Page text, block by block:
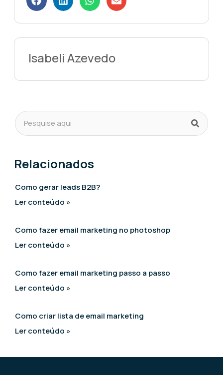
Isabeli Azevedo
Relacionados
Como gerar leads B2B?
Ler conteúdo »
Como fazer email marketing no photoshop
Ler conteúdo »
Como fazer email marketing passo a passo
Ler conteúdo »
Como criar lista de email marketing
Ler conteúdo »